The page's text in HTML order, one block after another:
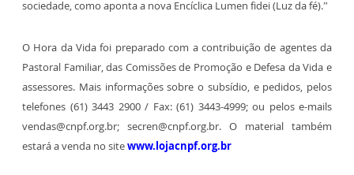
sociedade, como aponta a nova Encíclica Lumen fidei (Luz da fé).”
O Hora da Vida foi preparado com a contribuição de agentes da
Pastoral Familiar, das Comissões de Promoção e Defesa da Vida e
assessores. Mais informações sobre o subsídio, e pedidos, pelos
telefones (61) 3443 2900 / Fax: (61) 3443-4999; ou pelos e-mails
vendas@cnpf.org.br; secren@cnpf.org.br. O material também
estará a venda no sitewww.lojacnpf.org.br